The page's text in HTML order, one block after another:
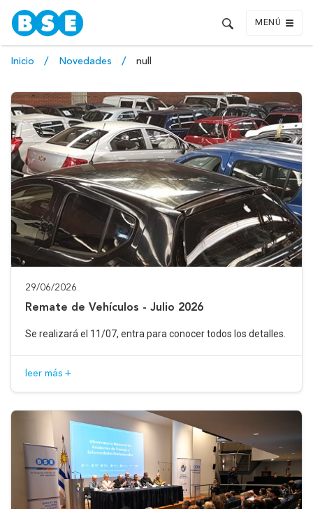
MENÚ
Inicio Novedades null
29/06/2026
Remate de Vehículos - Julio 2026
Se realizará el 11/07, entra para conocer todos los detalles.
leer más +